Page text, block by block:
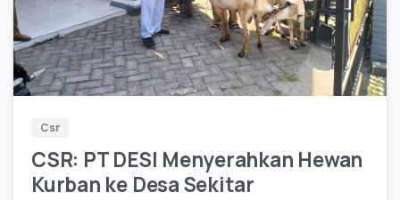
5
Csr
CSR: PT DESI Menyerahkan Hewan
Kurban ke Desa Sekitar